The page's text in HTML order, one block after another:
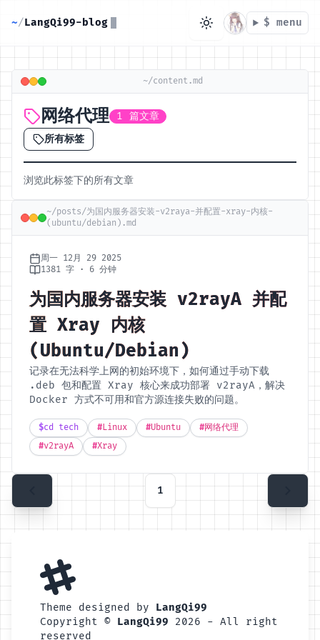
~/LangQi99-blog $ menu
~/content.md
网络代理
1 篇文章
所有标签
浏览此标签下的所有文章
~/posts/为国内服务器安装-v2raya-并配置-xray-内核-
(ubuntu/debian).md
周一 12月 29 2025
1381 字 · 6 分钟
为国内服务器安装 v2rayA 并配
置 Xray 内核
(Ubuntu/Debian)
记录在无法科学上网的初始环境下，如何通过手动下载
.deb 包和配置 Xray 核心来成功部署 v2rayA，解决
Docker 方式不可用和官方源连接失败的问题。
$cd tech #Linux #Ubuntu #网络代理
#v2rayA #Xray
1
Theme designed by LangQi99
Copyright © LangQi99 2026 - All right
reserved
无可用标题